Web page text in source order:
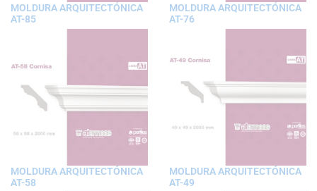
MOLDURA ARQUITECTÓNICA
AT-85
MOLDURA ARQUITECTÓNICA
AT-76
MOLDURA ARQUITECTÓNICA
AT-58
MOLDURA ARQUITECTÓNICA
AT-49